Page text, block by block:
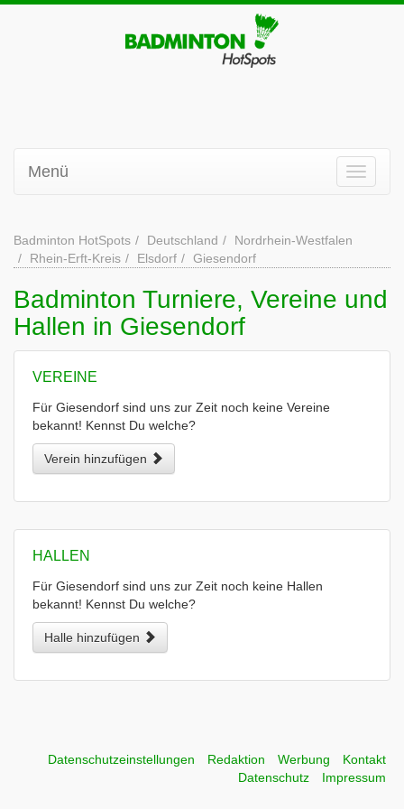
Menü
Badminton HotSpots Deutschland
Nordrhein-Westfalen
Rhein-Erft-Kreis
Elsdorf Giesendorf
Badminton Turniere, Vereine und
Hallen in Giesendorf
VEREINE
Für Giesendorf sind uns zur Zeit noch keine Vereine
bekannt! Kennst Du welche?
Verein hinzufügen
HALLEN
Für Giesendorf sind uns zur Zeit noch keine Hallen
bekannt! Kennst Du welche?
Halle hinzufügen
Datenschutzeinstellungen Redaktion Werbung
Kontakt
Datenschutz
Impressum